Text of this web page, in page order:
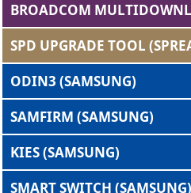
BROADCOM
SPD UPGRADE TOOL
ODIN3 (SAMSUNG)
SAMFIRM (SAMSUNG)
KIES (SAMSUNG)
SMART SWITCH (SAMSUNG)